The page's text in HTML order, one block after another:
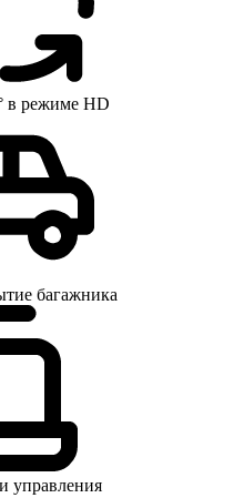
в режиме HD
багажника
управления